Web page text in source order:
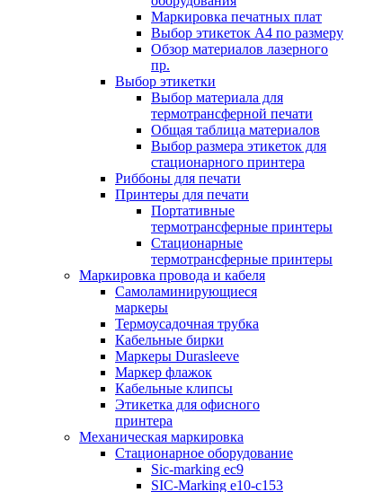
Маркировка печатных плат
Выбор этикеток А4 по размеру
Обзор материалов лазерного
пр.
Выбор этикетки
Выбор материала для
термотрансферной печати
Общая таблица материалов
Выбор размера этикеток для
стационарного принтера
Риббоны для печати
Принтеры для печати
Портативные
термотрансферные принтеры
Стационарные
термотрансферные принтеры
Маркировка провода и кабеля
Самоламинирующиеся
маркеры
Термоусадочная трубка
Кабельные бирки
Маркеры Durasleeve
Маркер флажок
Кабельные клипсы
Этикетка для офисного
принтера
Механическая маркировка
Стационарное оборудование
Sic-marking ec9
SIC-Marking e10-c153